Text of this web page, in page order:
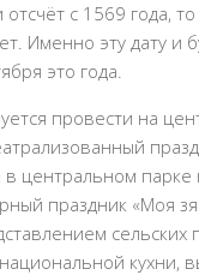
с 1569 года,
Именно эту дату и
это года.
провести на
центральном парке
праздник «Моя
сельских
кухни,